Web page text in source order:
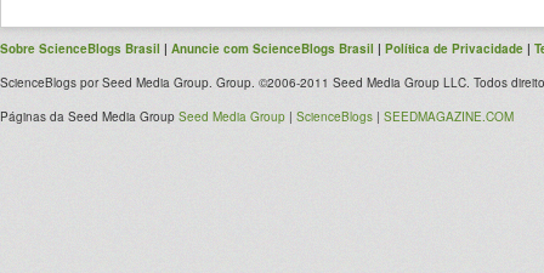
Sobre ScienceBlogs Brasil | Anuncie com ScienceBlogs Brasil | Política de Privacidade |
ScienceBlogs por Seed Media Group. Group. ©2006-2011 Seed Media Group LLC. Todos
Páginas da Seed Media Group Seed Media Group | ScienceBlogs | SEEDMAGAZINE.COM